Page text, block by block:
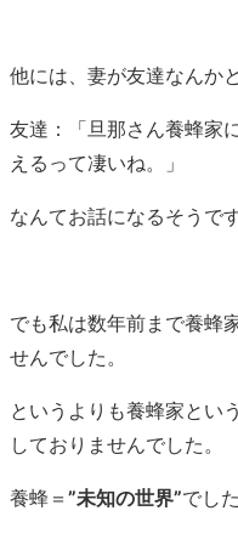
他には、妻が友達なんか
友達：「旦那さん養蜂家
えるって凄いね。」
なんてお話になるそうです
でも私は数年前まで養蜂
せんでした。
というよりも養蜂家とい
しておりませんでした。
養蜂＝ ”未知の世界”でした